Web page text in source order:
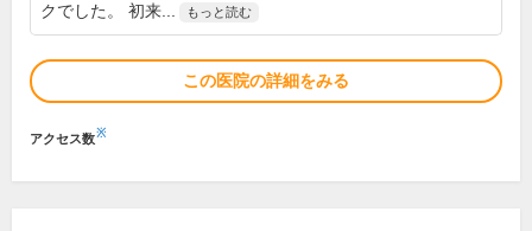
クでした。 初来...
もっと読む
この医院の詳細をみる
アクセス数※